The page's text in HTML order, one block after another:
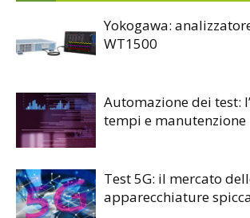
Yokogawa:
WT1500
Automazione dei test:
tempi e manutenzione
Test 5G: il mercato
apparecchiature